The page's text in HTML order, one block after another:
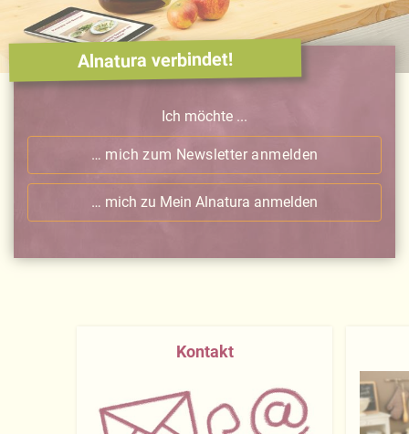
Alnatura verbindet!
Ich möchte ...
… mich zum Newsletter anmelden
… mich zu Mein Alnatura anmelden
Kontakt